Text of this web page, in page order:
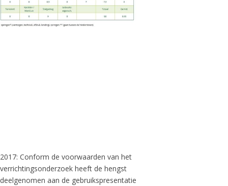
2017: Conform de voorwaarden van het
verrichtingsonderzoek heeft de hengst
deelgenomen aan de gebruikspresentatie